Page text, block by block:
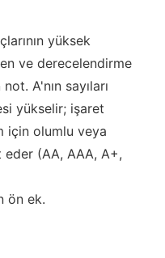
yüksek
ve derecelendirme
A'nın sayıları
yükselir; işaret
için olumlu veya
(AA, AAA, A+,
ön ek.